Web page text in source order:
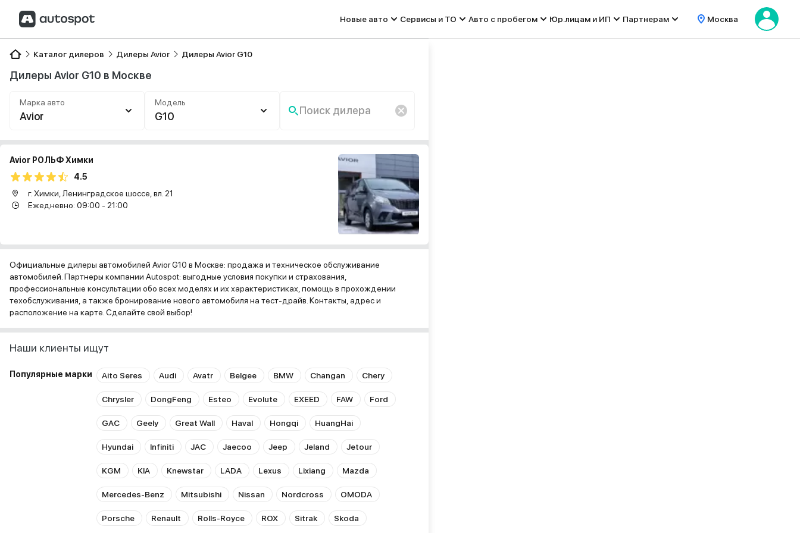
Новые авто Сервисы и ТО Авто с пробегом Юр.лицам и ИП Партнерам Москва
Каталог дилеров Дилеры Avior Дилеры Avior G10
Дилеры Avior G10 в Москве
Avior
Марка авто
G10
Модель
Поиск дилера
По запросу «» ничего не
Avior РОЛЬФ Химки
4.5
г. Химки, Ленинградское шоссе, вл. 21
Ежедневно: 09:00 - 21:00
Официальные дилеры автомобилей Avior G10 в Москве: продажа и техническое обслуживание
автомобилей. Партнеры компании Autospot: выгодные условия покупки и страхования,
профессиональные консультации обо всех моделях и их характеристиках, помощь в прохождении
техобслуживания, а также бронирование нового автомобиля на тест-драйв. Контакты, адрес и
расположение на карте. Сделайте свой выбор!
Наши клиенты ищут
Популярные марки Aito Seres Audi Avatr Belgee BMW Changan Chery
Chrysler DongFeng Esteo Evolute EXEED FAW Ford
GAC Geely Great Wall Haval Hongqi HuangHai
Hyundai Infiniti JAC Jaecoo Jeep Jeland Jetour
KGM KIA Knewstar LADA Lexus Lixiang Mazda
Mercedes-Benz Mitsubishi Nissan Nordcross OMODA
Porsche Renault Rolls-Royce ROX Sitrak Skoda